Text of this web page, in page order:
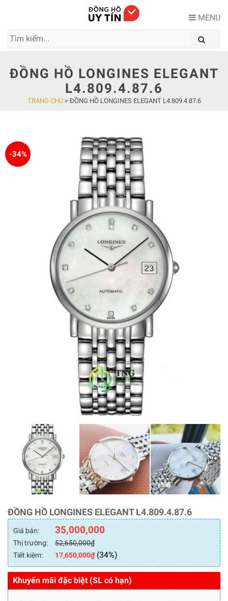
MENU
ĐỒNG HỒ LONGINES ELEGANT
L4.809.4.87.6
TRANG CHỦ> ĐỒNG HỒ LONGINES ELEGANT L4.809.4.87.6
-34%
ĐỒNG HỒ LONGINES ELEGANT L4.809.4.87.6
Giá bán: 35,000,000
Thị trường: 52,650,000₫
Tiết kiệm:
17,650,000₫(34%)
Khuyến mãi đặc biệt (SL có hạn)